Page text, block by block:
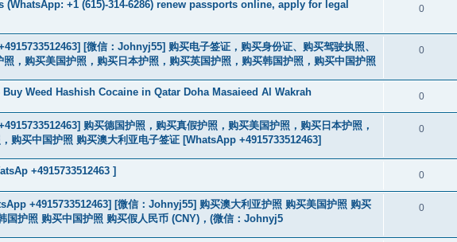
(WhatsApp: +1 (615)-314-6286) renew passports online, apply for legal
0
[微信：Johnyj55] 购买电子签证，购买身份证、购买驾驶执照、
，购买美国护照，购买日本护照，购买英国护照，购买韩国护照，购买中国护照
0
Buy Weed Hashish Cocaine in Qatar Doha Masaieed Al Wakrah 0
购买德国护照，购买真假护照，购买美国护照，购买日本护照，
购买中国护照 购买澳大利亚电子签证 [WhatsApp +4915733512463]
0
+4915733512463 ] 0
+4915733512463] [微信：Johnyj55] 购买澳大利亚护照 购买美国护照 购买
国护照 购买中国护照 购买假人民币 (CNY)，(微信：Johnyj5
0